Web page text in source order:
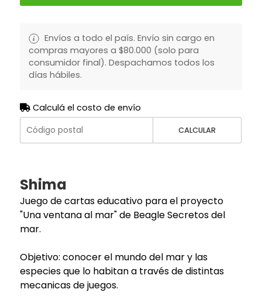
Envíos a todo el país. Envío sin cargo en
compras mayores a $80.000 (solo para
consumidor final). Despachamos todos los
días hábiles.
Calculá el costo de envío
CALCULAR
Shima
Juego de cartas educativo para el proyecto
"Una ventana al mar" de Beagle Secretos del
mar.
Objetivo: conocer el mundo del mar y las
especies que lo habitan a través de distintas
mecanicas de juegos.